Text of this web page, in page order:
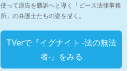
使って原告を勝訴へと導く「ピース法律事務
所」の弁護士たちの姿を描く。
TVerで『イグナイト -法の無法
者-』をみる